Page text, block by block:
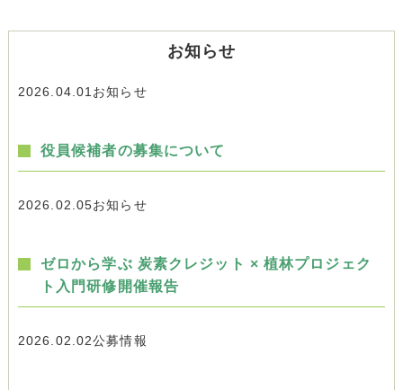
お知らせ
2026.04.01 お知らせ
役員候補者の募集について
2026.02.05お知らせ
ゼロから学ぶ 炭素クレジット × 植林プロジェク
ト入門研修開催報告
2026.02.02公募情報